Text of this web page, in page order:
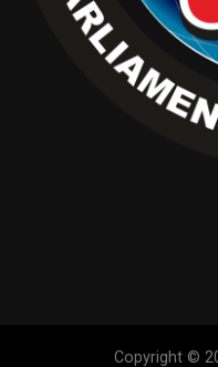
Copyright ©